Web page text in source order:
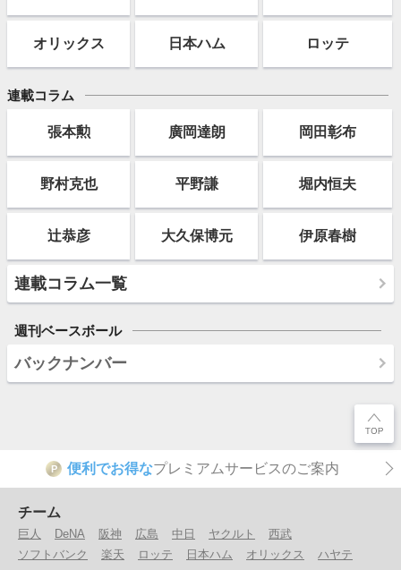
オリックス 日本ハム ロッテ
連載コラム
張本勲 廣岡達朗 岡田彰布
野村克也 平野謙 堀内恒夫
辻恭彦 大久保博元 伊原春樹
連載コラム一覧
週刊ベースボール
バックナンバー
P 便利でお得なプレミアムサービスのご案内
チーム
巨人 DeNA 阪神 広島 中日 ヤクルト
西武
ソフトバンク
楽天 ロッテ 日本ハム オリックス
ハヤテ